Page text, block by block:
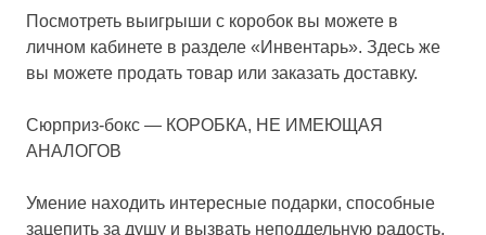
Посмотреть выигрыши с коробок вы можете в
личном кабинете в разделе «Инвентарь». Здесь же
вы можете продать товар или заказать доставку.
Сюрприз-бокс — КОРОБКА, НЕ ИМЕЮЩАЯ
АНАЛОГОВ
Умение находить интересные подарки, способные
зацепить за душу и вызвать неподдельную радость,